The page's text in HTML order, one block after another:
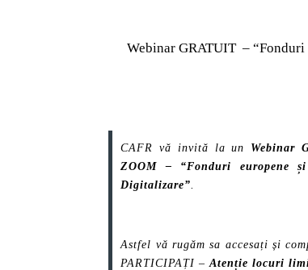
Webinar GRATUIT –
CAFR vă invită la un Webinar
ZOOM – “Fonduri europene
Digitalizare”
Astfel vă rugăm sa accesați și
PARTICIPAȚI –Atenție locuri